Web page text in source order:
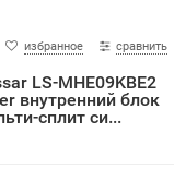
избранное сравнить
LS-MHE09KBE2
внутренний блок
сплит си...